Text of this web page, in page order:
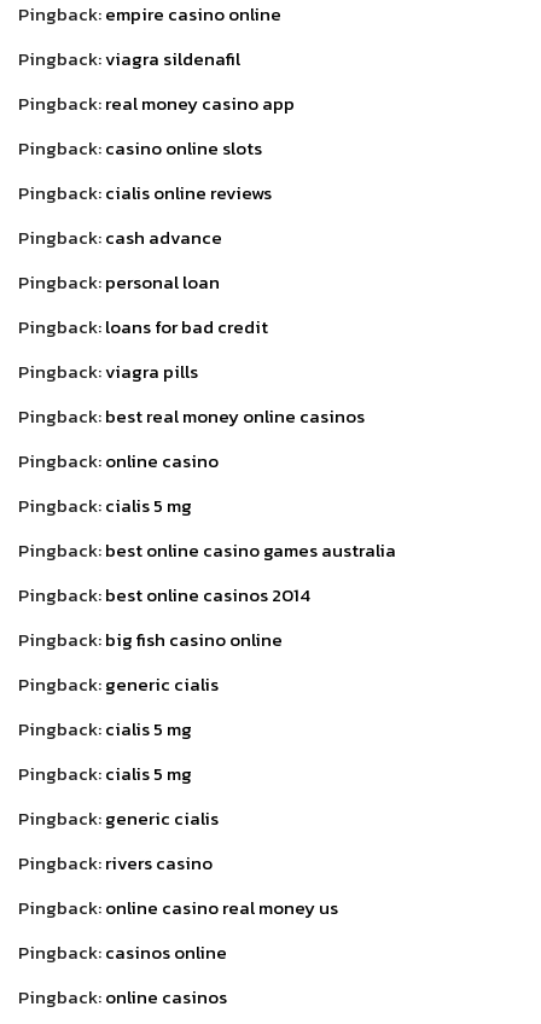
Pingback:empire casino online
Pingback:viagra sildenafil
Pingback:real money casino app
Pingback:casino online slots
Pingback:cialis online reviews
Pingback:cash advance
Pingback:personal loan
Pingback:loans for bad credit
Pingback:viagra pills
Pingback:best real money online casinos
Pingback:online casino
Pingback:cialis 5 mg
Pingback:best online casino games australia
Pingback:best online casinos 2014
Pingback:big fish casino online
Pingback:generic cialis
Pingback:cialis 5 mg
Pingback:cialis 5 mg
Pingback:generic cialis
Pingback:rivers casino
Pingback:online casino real money us
Pingback:casinos online
Pingback:online casinos